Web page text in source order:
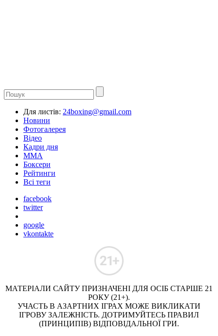
Для листів: 24boxing@gmail.com
Новини
Фотогалерея
Відео
Кадри дня
ММА
Боксери
Рейтинги
Всі теги
facebook
twitter
google
vkontakte
МАТЕРІАЛИ САЙТУ ПРИЗНАЧЕНІ ДЛЯ ОСІБ СТАРШЕ 21
РОКУ (21+).
УЧАСТЬ В АЗАРТНИХ ІГРАХ МОЖЕ ВИКЛИКАТИ
ІГРОВУ ЗАЛЕЖНІСТЬ. ДОТРИМУЙТЕСЬ ПРАВИЛ
(ПРИНЦИПІВ) ВІДПОВІДАЛЬНОЇ ГРИ.